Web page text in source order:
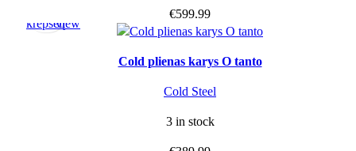
€599.99
krepšelįview
Cold plienas karys O tanto
Cold Steel
3 in stock